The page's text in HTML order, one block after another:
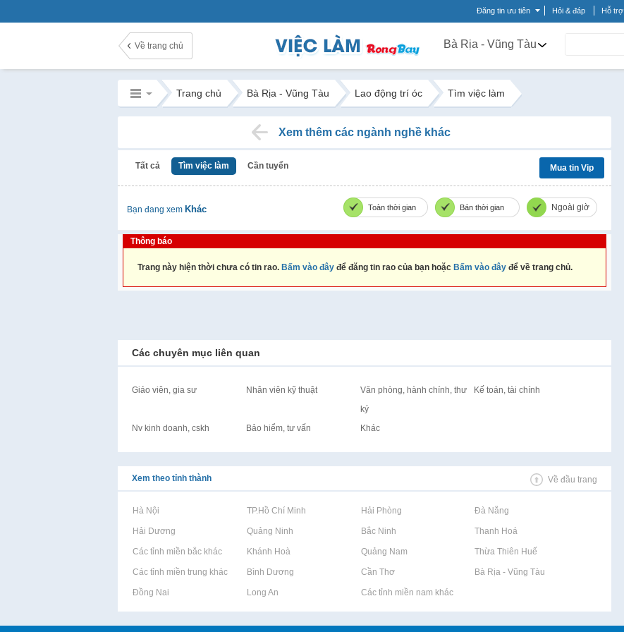
Đăng tin ưu tiên Hỏi & đáp Hỗ trợ
Về trang chủ Bà Rịa - Vũng Tàu
Trang chủ Bà Rịa - Vũng Tàu Lao động trí óc Tìm việc làm
Xem thêm các ngành nghề khác
Tất cả Tìm việc làm Cần tuyển Mua tin Vip
Bạn đang xem Khác Toàn thời gian Bán thời gian Ngoài giờ
Thông báo
Trang này hiện thời chưa có tin rao. Bấm vào đây để đăng tin rao của bạn hoặc Bấm vào đây để về trang chủ.
Các chuyên mục liên quan
Giáo viên, gia sư Nhân viên kỹ thuật
Văn phòng, hành chính, thư
ký
Kế toán, tài chính
Nv kinh doanh, cskh Bảo hiểm, tư vấn Khác
Xem theo tỉnh thành Về đầu trang
Rao vặt tại Hà Nội Rao vặt tại TP.Hồ Chí Minh Rao vặt tại Hải Phòng Rao vặt tại Đà Nẵng
Rao vặt tại Hải Dương Rao vặt tại Quảng Ninh Rao vặt tại Bắc Ninh Rao vặt tại Thanh Hoá
Rao vặt tại Các tỉnh miền bắc khácRao vặt tại Khánh Hoà Rao vặt tại Quảng Nam Rao vặt tại Thừa Thiên Huế
Rao vặt tại Các tỉnh miền trung khácRao vặt tại Bình Dương Rao vặt tại Cần Thơ Rao vặt tại Bà Rịa - Vũng Tàu
Rao vặt tại Đồng Nai Rao vặt tại Long An Rao vặt tại Các tỉnh miền nam khác